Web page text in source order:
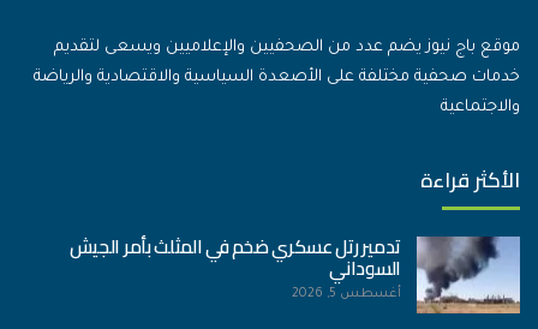
موقع باج نيوز يضم عدد من الصحفيين والإعلاميين ويسعى لتقديم
خدمات صحفية مختلفة على الأصعدة السياسية والاقتصادية والرياضة
والاجتماعية
الأكثر قراءة
تدمير رتل عسكري ضخم في المثلث بأمر الجيش
السوداني
أغسطس 5, 2026